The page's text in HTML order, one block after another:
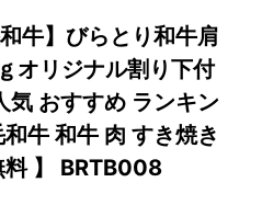
牛】びらとり和牛肩
オリジナル割り下付
気 おすすめ ランキン
牛 和牛 肉 すき焼き
料 】 BRTB008